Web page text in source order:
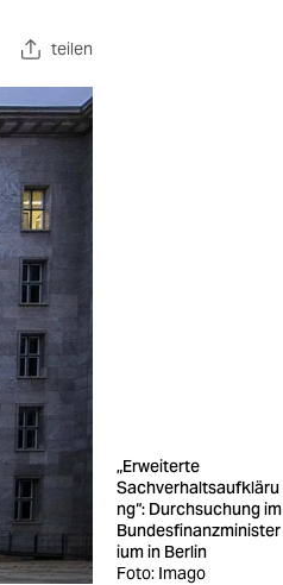
teilen
„Erweiterte
Sachverhaltsaufkläru
ng“: Durchsuchung im
Bundesfinanzminister
ium in Berlin
Foto: Imago